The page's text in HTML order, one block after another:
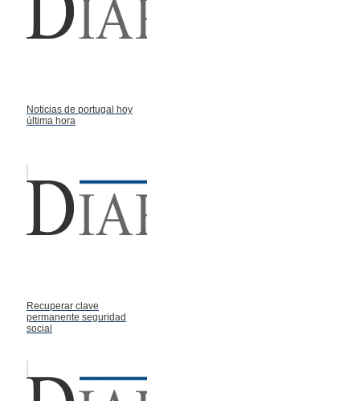
Noticias de portugal hoy
última hora
Recuperar clave
permanente seguridad
social